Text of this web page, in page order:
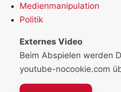
Medienmanipulation
Politik
Externes Video
Beim Abspielen werden
youtube-nocookie.com